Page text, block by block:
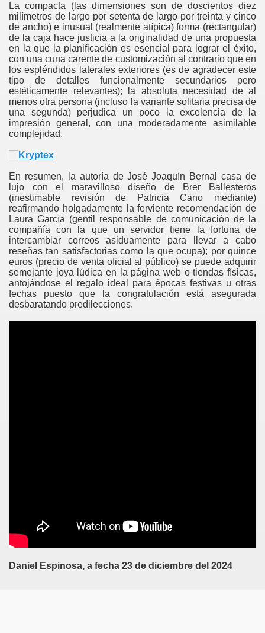
La compacta (las dimensiones son de doscientos diez
milímetros de largo por setenta de largo por treinta y cinco
de ancho) e inusual (realmente atípica) forma (rectangular)
de la caja hace justicia a la originalidad de una propuesta
en la que la planificación es esencial para lograr el éxito,
con una cuna carente de customización al contrario que en
los espléndidos laterales exteriores (es de agradecer este
tipo de detalles funcionalmente secundarios pero
estéticamente relevantes); la absoluta necesidad de al
menos otra persona (incluso la variante solitaria precisa de
una segunda) perjudica un poco la excelencia de la
impresión general, con una moderadamente asimilable
complejidad.
En resumen, la autoría de José Joaquín Bernal casa de
lujo con el maravilloso diseño de Brer Ballesteros
(inestimable revisión de Patricia Cano mediante)
reafirmando holgadamente la ferviente recomendación de
Laura García (gentil responsable de comunicación de la
compañía con la que un servidor tiene la fortuna de
intercambiar correos asiduamente para llevar a cabo
reseñas tan satisfactorias como la que ocupa); por quince
euros (precio de venta oficial al público) se puede adquirir
semejante joya lúdica en la página web o tiendas físicas,
antojándose el regalo ideal para épocas festivas u otras
fechas puesto que la congratulación está asegurada
desbaratando predilecciones.
Daniel Espinosa, a fecha 23 de diciembre del 2024